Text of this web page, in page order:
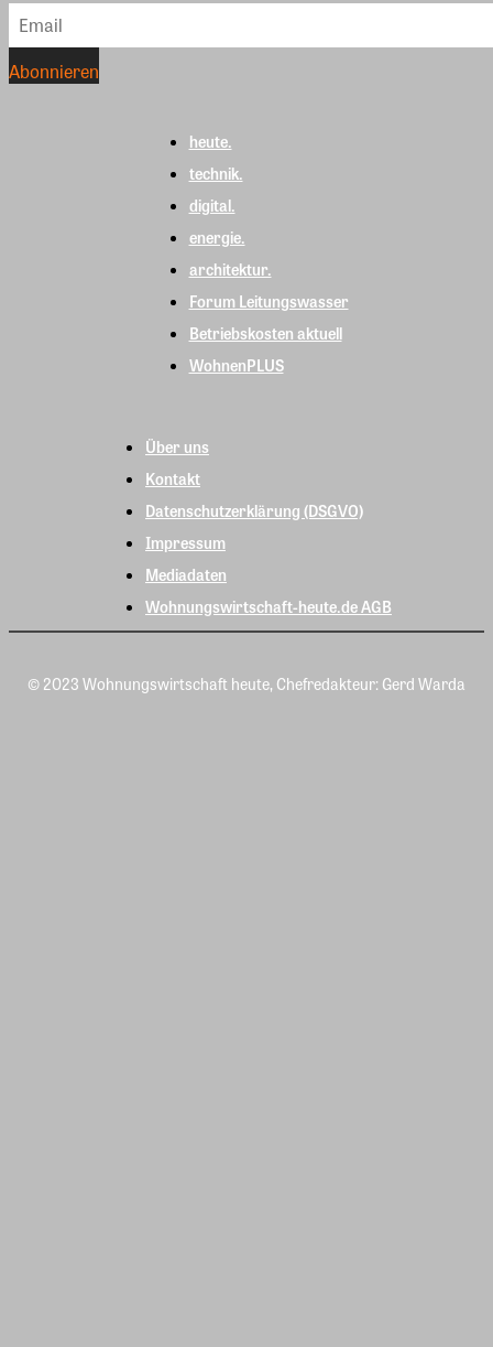
heute.
technik.
digital.
energie.
architektur.
Forum Leitungswasser
Betriebskosten aktuell
WohnenPLUS
Über uns
Kontakt
Datenschutzerklärung (DSGVO)
Impressum
Mediadaten
Wohnungswirtschaft-heute.de AGB
© 2023 Wohnungswirtschaft heute, Chefredakteur: Gerd Warda